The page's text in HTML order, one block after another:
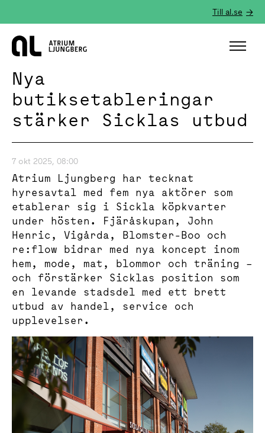
Till al.se
Hem
Nya
butiksetableringar
stärker Sicklas utbud
7 okt 2025, 08:00
Atrium Ljungberg har tecknat
hyresavtal med fem nya aktörer som
etablerar sig i Sickla köpkvarter
under hösten. Fjäråskupan, John
Henric, Vigårda, Blomster-Boo och
re:flow bidrar med nya koncept inom
hem, mode, mat, blommor och träning –
och förstärker Sicklas position som
en levande stadsdel med ett brett
utbud av handel, service och
upplevelser.